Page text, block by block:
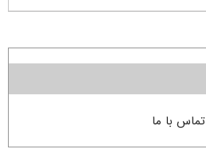
تماس با ما